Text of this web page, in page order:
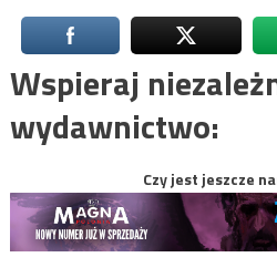
Wspieraj
wydawnictwo:
Czy jest jeszcze